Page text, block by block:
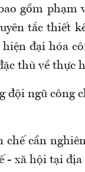
gồm phạm
tắc thiết
đại hóa
thù về thực
đội ngũ công
cần
xã hội tại